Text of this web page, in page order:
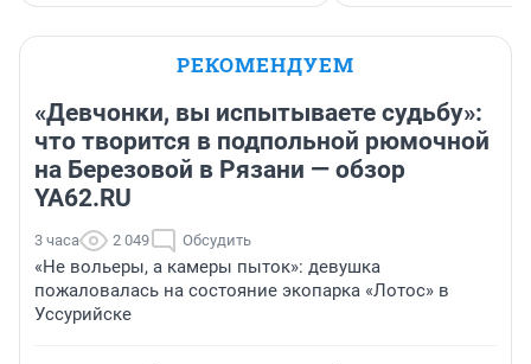
РЕКОМЕНДУЕМ
«Девчонки, вы испытываете судьбу»:
что творится в подпольной рюмочной
на Березовой в Рязани — обзор
YA62.RU
3 часа 2 049 Обсудить
«Не вольеры, а камеры пыток»: девушка
пожаловалась на состояние экопарка «Лотос» в
Уссурийске